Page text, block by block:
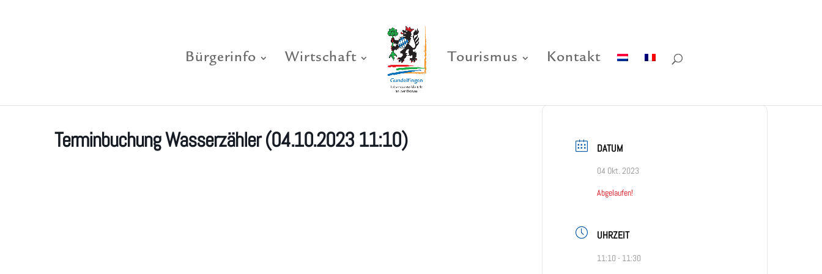
Bürgerinfo Wirtschaft Tourismus Kontakt
Terminbuchung Wasserzähler (04.10.2023 11:10) DATUM
04 Okt. 2023
Abgelaufen!
UHRZEIT
11:10 - 11:30